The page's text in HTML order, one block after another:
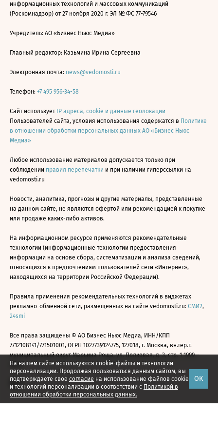
На нашем сайте используются cookie-файлы и технологии
персонализации. Продолжая пользоваться данным сайтом, вы
подтверждаете свое согласие на использование файлов cookie
и технологий персонализации в соответствии с Политикой в
отношении обработки персональных данных.
ОК
информационных технологий и массовых коммуникаций
(Роскомнадзор) от 27 ноября 2020 г. ЭЛ № ФС 77-79546
Учредитель: АО «Бизнес Ньюс Медиа»
Главный редактор: Казьмина Ирина Сергеевна
Электронная почта: news@vedomosti.ru
Телефон: +7 495 956-34-58
Сайт использует IP адреса, cookie и данные геолокации
Пользователей сайта, условия использования содержатся в Политике
в отношении обработки персональных данных АО «Бизнес Ньюс
Медиа»
Любое использование материалов допускается только при
соблюдении правил перепечатки и при наличии гиперссылки на
vedomosti.ru
Новости, аналитика, прогнозы и другие материалы, представленные
на данном сайте, не являются офертой или рекомендацией к покупке
или продаже каких-либо активов.
На информационном ресурсе применяются рекомендательные
технологии (информационные технологии предоставления
информации на основе сбора, систематизации и анализа сведений,
относящихся к предпочтениям пользователей сети «Интернет»,
находящихся на территории Российской Федерации).
Правила применения рекомендательных технологий в виджетах
рекламно-обменной сети, размещенных на сайте vedomosti.ru: СМИ2,
24smi
Все права защищены © АО Бизнес Ньюс Медиа, ИНН/КПП
7712108141/771501001, ОГРН 1027739124775, 127018, г. Москва, вн.тер.г.
муниципальный округ Марьина Роща, ул. Полковая, д. 3, стр. 1 1999—
2026